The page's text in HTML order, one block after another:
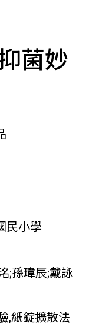
菌妙
民小學
;孫瑋辰;戴詠
,紙錠擴散法